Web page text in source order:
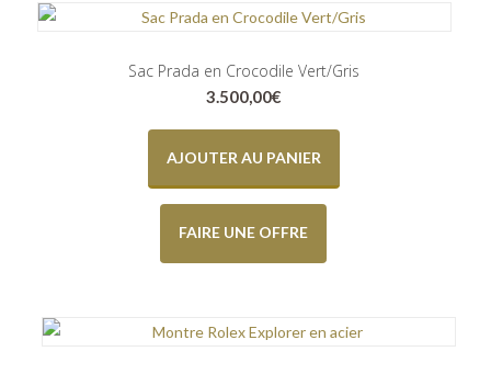
Sac Prada en Crocodile Vert/Gris
3.500,00€
AJOUTER AU PANIER
FAIRE UNE OFFRE